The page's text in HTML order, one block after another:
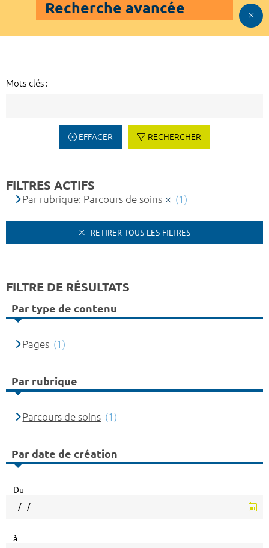
Recherche avancée
Mots-clés :
EFFACER RECHERCHER
FILTRES ACTIFS
Par rubrique: Parcours de soins (1)
RETIRER TOUS LES FILTRES
FILTRE DE RÉSULTATS
Par type de contenu
Pages (1)
Par rubrique
Parcours de soins (1)
Par date de création
Du
à